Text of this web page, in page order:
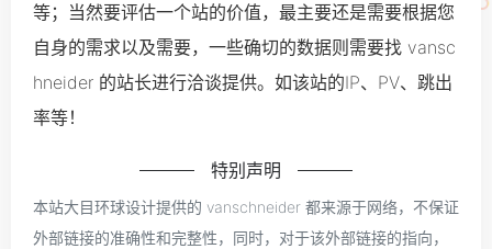
等；当然要评估一个站的价值，最主要还是需要根据您
自身的需求以及需要，一些确切的数据则需要找 vansc
hneider 的站长进行洽谈提供。如该站的IP、PV、跳出
率等！
特别声明
本站大目环球设计提供的 vanschneider 都来源于网络，不保证
外部链接的准确性和完整性，同时，对于该外部链接的指向，